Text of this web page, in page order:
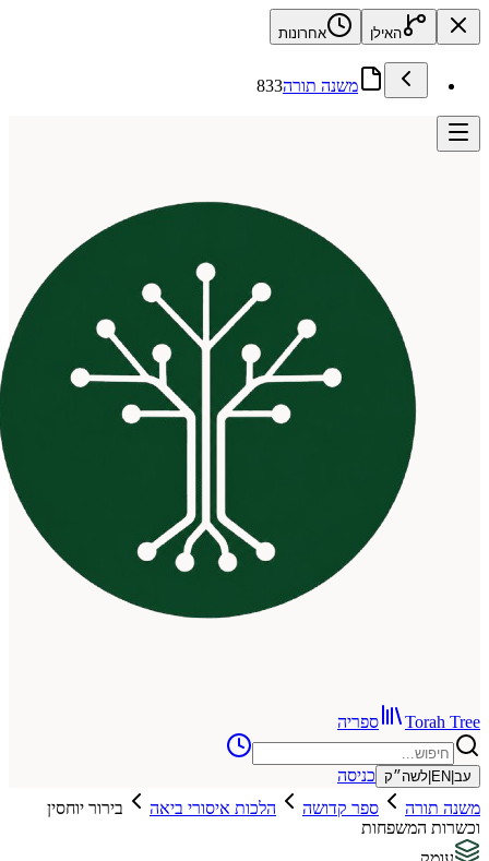
האילן אחרונות
משנה תורה833
ספריה
כניסה
ספר קדושה הלכות איסורי ביאה
בירור יוחסין